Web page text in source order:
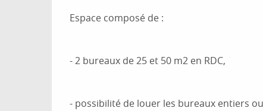
Espace composé de :
- 2 bureaux de 25 et 50 m2 en RDC,
- possibilité de louer les bureaux entiers